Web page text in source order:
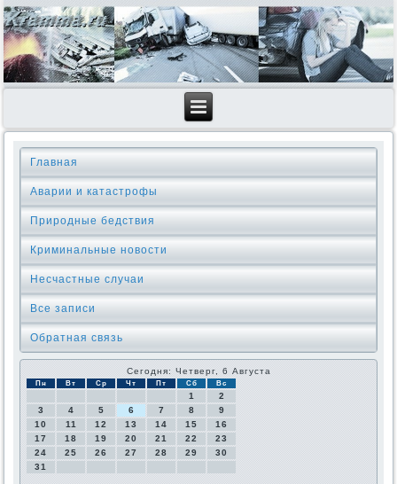
Главная
Аварии и катастрофы
Природные бедствия
Криминальные новοсти
Несчастные случаи
Все записи
Обратная связь
Сегодня: Четверг, 6 Августа
Пн Вт Ср Чт Пт Сб Вс
1
2
3
4 5 6 7 8
9
10
11 12 13 14 15
16
17
18 19 20 21 22
23
24
25 26 27 28 29
30
31